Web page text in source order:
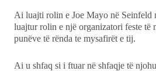
Ai luajti rolin e Joe Mayo në Seinfeld
luajtur rolin e një organizatori feste të
punëve të rënda te mysafirët e tij.
Ai u shfaq si i ftuar në shfaqje të